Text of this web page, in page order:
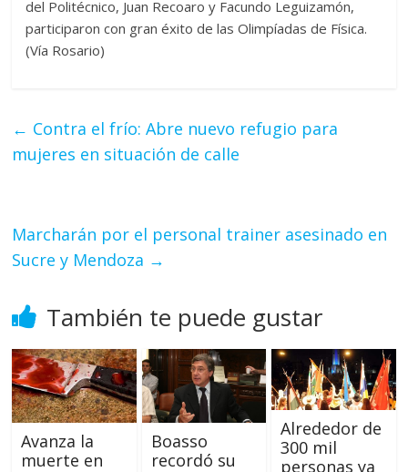
del Politécnico, Juan Recoaro y Facundo Leguizamón,
participaron con gran éxito de las Olimpíadas de Física.
(Vía Rosario)
← Contra el frío: Abre nuevo refugio para
mujeres en situación de calle
Marcharán por el personal trainer asesinado en
Sucre y Mendoza →
También te puede gustar
Avanza la
muerte en
Boasso
recordó su
Alrededor de
300 mil
personas ya